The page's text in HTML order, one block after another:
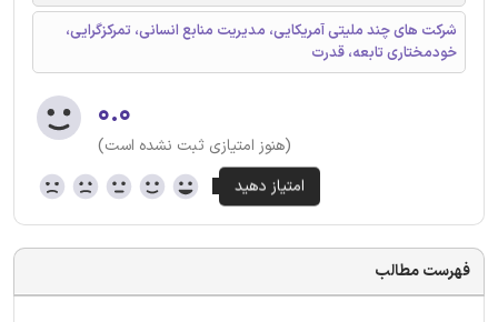
شرکت های چند ملیتی آمریکایی، مدیریت منابع انسانی، تمرکزگرایی،
خودمختاری تابعه، قدرت
۰.۰
(هنوز امتیازی ثبت نشده است)
فهرست مطالب